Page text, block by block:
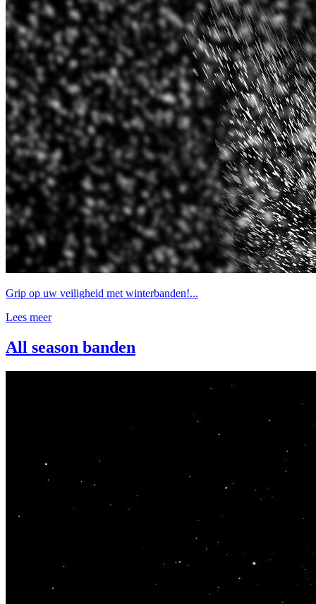
Grip op uw veiligheid met winterbanden!...
Lees meer
All season banden